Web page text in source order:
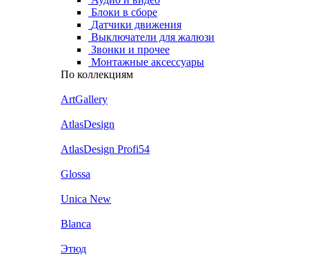
Блоки в сборе
Датчики движения
Выключатели для жалюзи
Звонки и прочее
Монтажные аксессуары
По коллекциям
ArtGallery
AtlasDesign
AtlasDesign Profi54
Glossa
Unica New
Blanca
Этюд